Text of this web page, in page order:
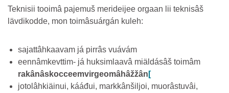
Teknisii tooimâ pajemuš merideijee orgaan lii teknisâš
lävdikodde, mon toimâsuárgán kuleh:
sajattâhkaavam já pirrâs vuávám
eennâmkevttim- já huksimlaavâ miäldásâš toimâm
rakânâskocceemvirgeomâhâžžân [
jotolâhkiäinui, kááđui, markkânšiljoi, muorâstuvâi,